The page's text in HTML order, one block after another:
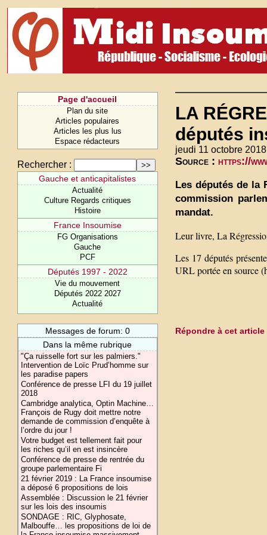
Page d'accueil
Plan du site
Articles populaires
Articles les plus lus
Espace rédacteurs
Rechercher :
Gauche et anticapitalistes
Actualité
Culture Regards critiques
Histoire
France Insoumise
FG Organisations
Gauche
PCF
Députés 1997 - 2022
Vie du mouvement
Députés 2022 2027
Actualité
Messages de forum: 0
Dans la même rubrique
"Ça ruisselle fort sur les palmiers."
Intervention de Loïc Prud’homme sur
les paradise papers
Conférence de presse LFI du 19 juillet
2018
Cambridge analytica, Optin Machine…
François de Rugy doit mettre notre
demande de commission d’enquête à
l’ordre du jour !
Votre budget est tellement fait pour
les riches qu’il en est insincère
Conférence de presse de rentrée du
groupe parlementaire Fi
21 février 2019 : La France insoumise
a déposé 6 propositions de lois
Assemblée : Discussion le 21 février
sur les lois des insoumis
SONDAGE : RIC, Glyphosate,
Malbouffe… les propositions de loi de
LA
députés
jeudi 11 octobre
Source : https://
Les députés de la
commission
mandat.
Leur livre, La
Les 17 députés
URL portée en source
Répondre à cet article